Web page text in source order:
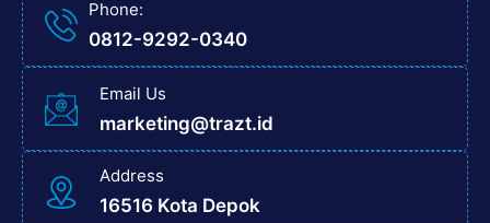
Phone:
0812-9292-0340
Email Us
marketing@trazt.id
Address
16516 Kota Depok